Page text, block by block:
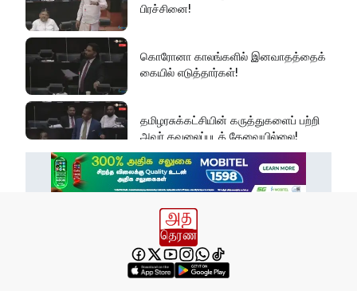
பிரச்சினை!
கொரோனா காலங்களில் இனவாதத்தைக்
கையில் எடுத்தார்கள்!
தமிழரசுக்கட்சியின் கருத்துகளைப் பற்றி
அவர் கவலைப்படத் தேவையில்லை!
இது அதனுடன் சம்பந்தப்பட்ட கேள்விதான்
பல மாணவர்களின் எதிர்காலம்
நாசமாகிறது!